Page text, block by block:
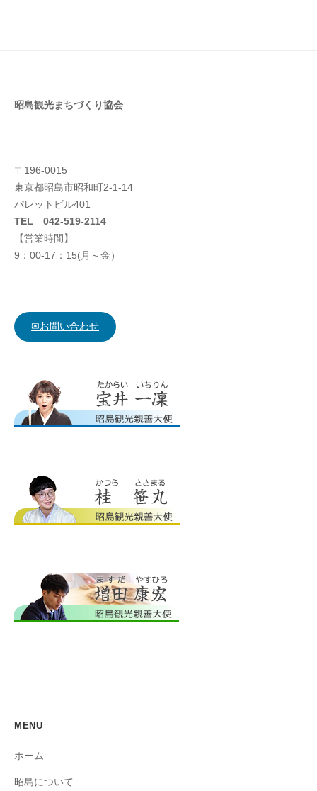
昭島観光まちづくり協会
〒196-0015
東京都昭島市昭和町2-1-14
パレットビル401
TEL 042-519-2114
【営業時間】
9：00-17：15(月～金）
✉お問い合わせ
MENU
ホーム
昭島について